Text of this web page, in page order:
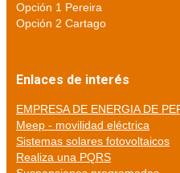
Opción 1 Pereira
Opción 2 Cartago
Enlaces de interés
EMPRESA DE ENERGIA DE
Meep - movilidad eléctrica
Sistemas solares fotovoltaicos
Realiza una PQRS